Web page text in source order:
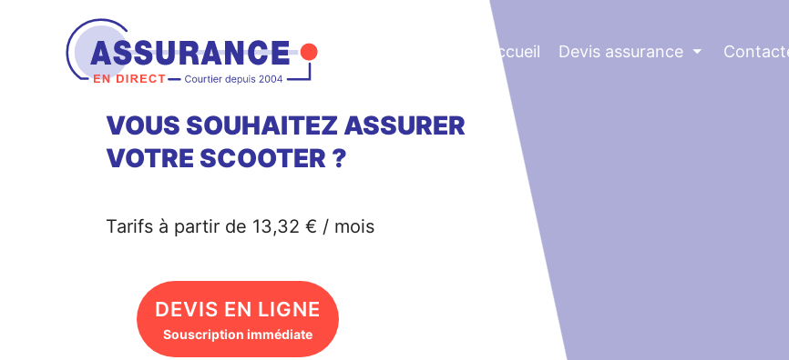
Accueil Devis assurance ⏷
VOUS SOUHAITEZ ASSURER
VOTRE SCOOTER ?
Tarifs à partir de 13,32 € / mois
DEVIS EN LIGNE
Souscription immédiate